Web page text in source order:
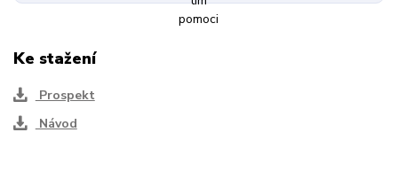
Ke stažení
Prospekt
Návod